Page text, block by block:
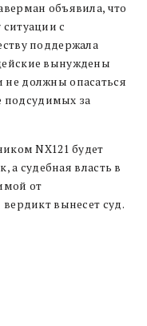
объявила, что
с
поддержала
вынуждены
должны опасаться
подсудимых за
NX121 будет
а судебная власть в
от
вынесет суд.